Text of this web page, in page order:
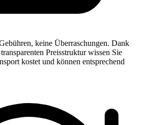
keine Überraschungen. Dank
Preisstruktur wissen Sie
kostet und können entsprechend